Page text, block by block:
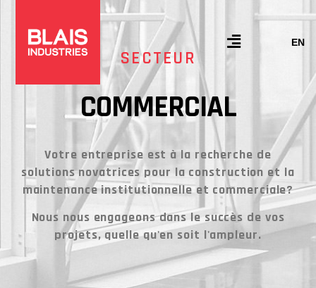
contenu
Flyout
EN
SECTEUR
COMMERCIAL
Votre entreprise est à la recherche de
solutions novatrices pour la construction et la
maintenance institutionnelle et commerciale?
Nous nous engageons dans le succès de vos
projets, quelle qu'en soit l'ampleur.